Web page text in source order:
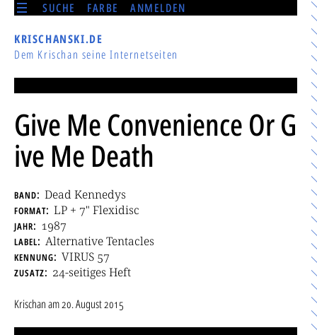
SUCHE FARBE ANMELDEN
KRISCHANSKI.DE
Dem Krischan seine Internetseiten
Give Me Convenience Or G
ive Me Death
band Dead Kennedys
format LP + 7" Flexidisc
jahr 1987
label Alternative Tentacles
kennung VIRUS 57
zusatz 24-seitiges Heft
Krischanam20. August 2015